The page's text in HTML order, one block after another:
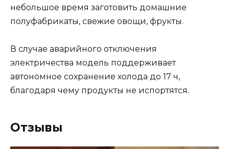
небольшое время заготовить домашние
полуфабрикаты, свежие овощи, фрукты.
В случае аварийного отключения
электричества модель поддерживает
автономное сохранение холода до 17 ч,
благодаря чему продукты не испортятся.
Отзывы